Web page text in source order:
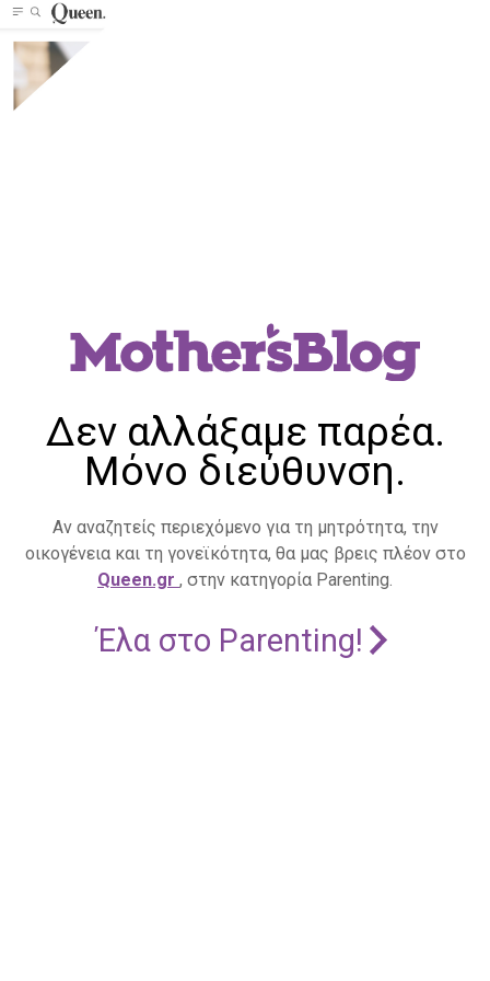
Δεν αλλάξαμε παρέα.
Μόνο διεύθυνση.
Αν αναζητείς περιεχόμενο για τη μητρότητα, την
οικογένεια και τη γονεϊκότητα, θα μας βρεις πλέον στο
Queen.gr , στην κατηγορία Parenting.
Έλα στο Parenting!